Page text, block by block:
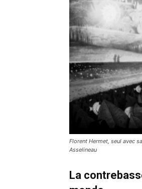
Florent Hermet, seul avec
Asselineau
La